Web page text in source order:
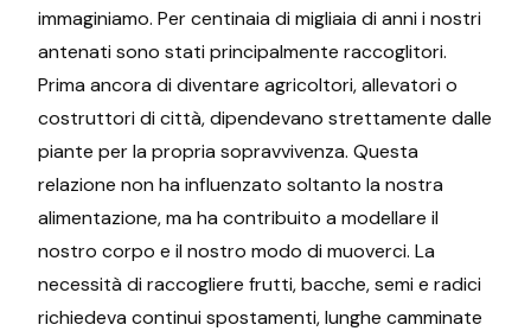
immaginiamo. Per centinaia di migliaia di anni i nostri
antenati sono stati principalmente raccoglitori.
Prima ancora di diventare agricoltori, allevatori o
costruttori di città, dipendevano strettamente dalle
piante per la propria sopravvivenza. Questa
relazione non ha influenzato soltanto la nostra
alimentazione, ma ha contribuito a modellare il
nostro corpo e il nostro modo di muoverci. La
necessità di raccogliere frutti, bacche, semi e radici
richiedeva continui spostamenti, lunghe camminate